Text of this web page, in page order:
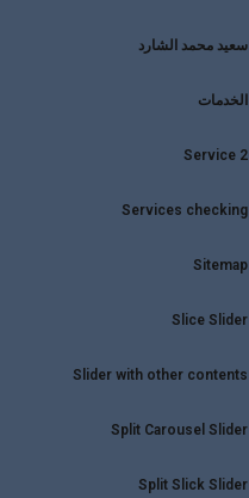
سعيد محمد الشارد
الخدمات
Service 2
Services checking
Sitemap
Slice Slider
Slider with other contents
Split Carousel Slider
Split Slick Slider